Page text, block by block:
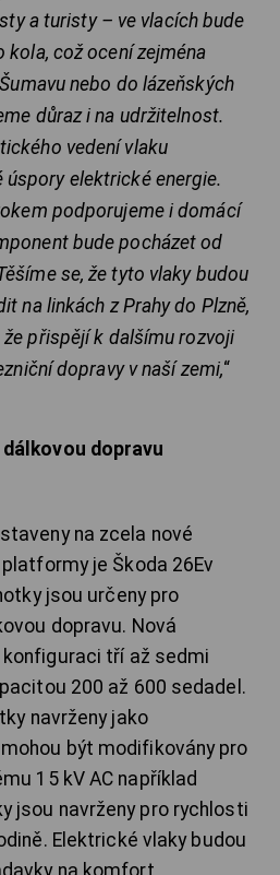
a turisty – ve vlacích bude
což ocení zejména
nebo do lázeňských
důraz i na udržitelnost.
vedení vlaku
úspory elektrické energie.
podporujeme i domácí
bude pocházet od
se, že tyto vlaky budou
na linkách z Prahy do Plzně,
že přispějí k dalšímu rozvoji
dopravy v naší zemi,“
dopravu
na zcela nové
je Škoda 26Ev
jsou určeny pro
dopravu. Nová
tří až sedmi
200 až 600 sedadel.
navrženy jako
být modifikovány pro
15 kV AC například
jsou navrženy pro rychlosti
Elektrické vlaky budou
na komfort